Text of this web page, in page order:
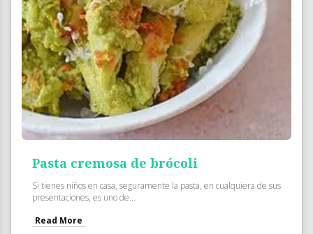
Pasta cremosa de brócoli
Si tienes niños en casa, seguramente la pasta, en cualquiera de sus
presentaciones, es uno de...
Read More